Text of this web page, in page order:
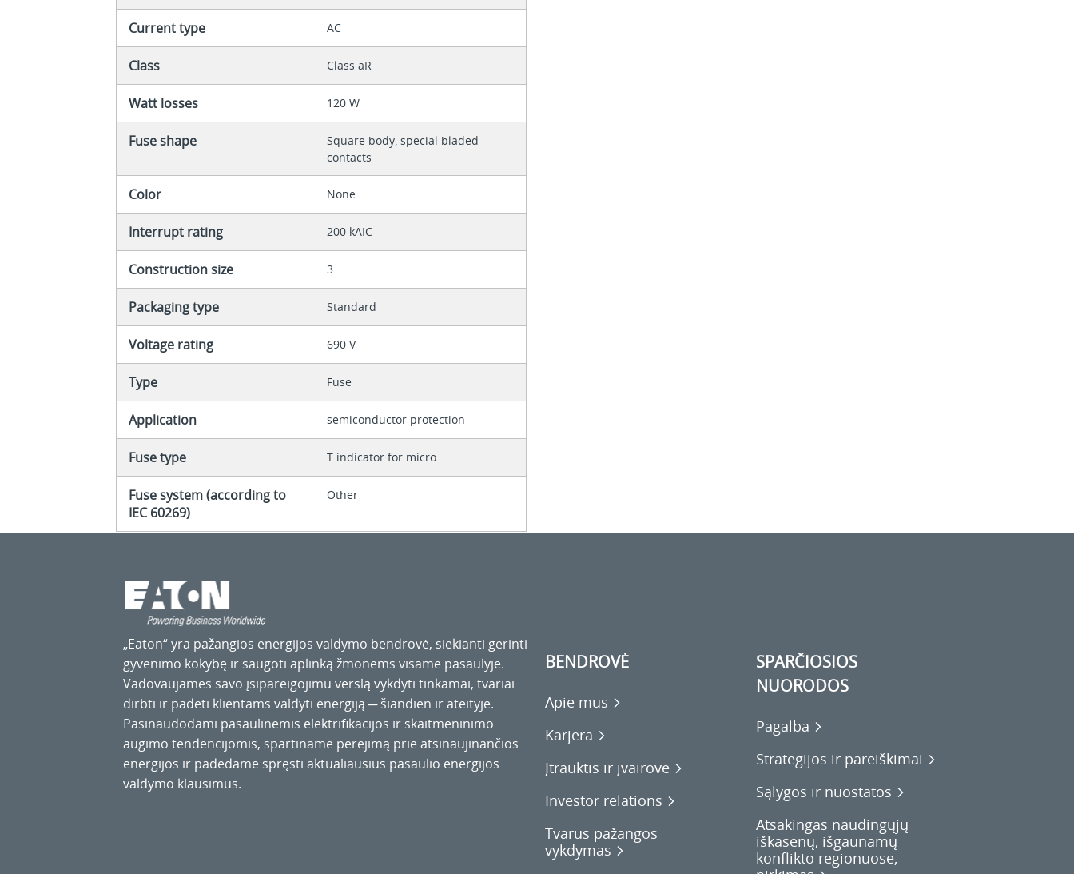
Current type AC
Class Class aR
Watt losses 120 W
Fuse shape
Square body, special bladed
contacts
Color None
Interrupt rating 200 kAIC
Construction size 3
Packaging type Standard
Voltage rating 690 V
Type Fuse
Application semiconductor protection
Fuse type T indicator for micro
Fuse system (according to
IEC 60269)
Other
„Eaton“ yra pažangios energijos valdymo bendrovė, siekianti gerinti
gyvenimo kokybę ir saugoti aplinką žmonėms visame pasaulyje.
Vadovaujamės savo įsipareigojimu verslą vykdyti tinkamai, tvariai
dirbti ir padėti klientams valdyti energiją ─ šiandien ir ateityje.
Pasinaudodami pasaulinėmis elektrifikacijos ir skaitmeninimo
augimo tendencijomis, spartiname perėjimą prie atsinaujinančios
energijos ir padedame spręsti aktualiausius pasaulio energijos
valdymo klausimus.
BENDROVĖ
Apie mus
Karjera
Įtrauktis ir įvairovė
Investor relations
Tvarus pažangos
vykdymas
SPARČIOSIOS
NUORODOS
Pagalba
Strategijos ir pareiškimai
Sąlygos ir nuostatos
Atsakingas naudingųjų
iškasenų, išgaunamų
konflikto regionuose,